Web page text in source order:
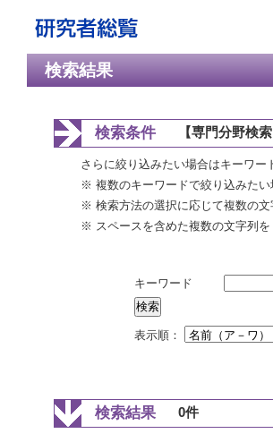
検索結果
検索条件 【専門分野検
さらに絞り込みたい場合はキーワー
※ 複数のキーワードで絞り込みたい
※ 検索方法の選択に応じて複数の文
※ スペースを含めた複数の文字列を
キーワード
表示順：
検索結果 0件